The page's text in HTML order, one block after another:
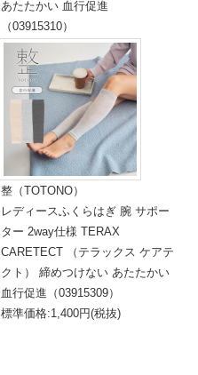
あたたかい 血行促進
（03915310）
標準価格:1,600円(税抜)
整（TOTONO）
レディースふくらはぎ 腕 サポー
ター 2way仕様 TERAX
CARETECT （テラックス ケアテ
クト） 締めつけない あたたかい
血行促進（03915309）
標準価格:1,400円(税抜)